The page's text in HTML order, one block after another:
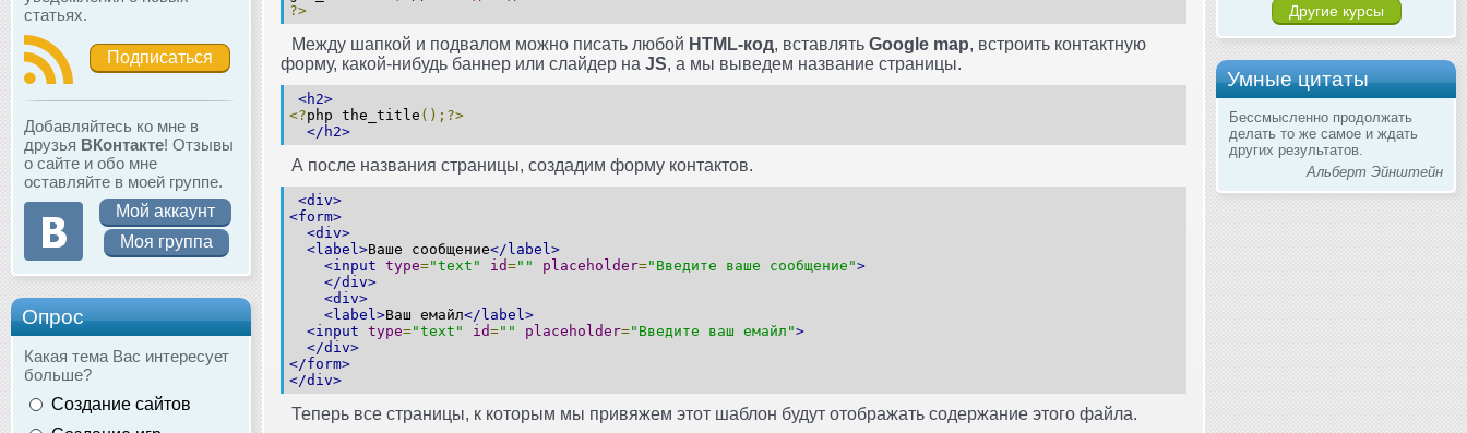
статьях.
Подписаться
Добавляйтесь ко мне в
друзья ВКонтакте! Отзывы
о сайте и обо мне
оставляйте в моей группе.
Мой аккаунт
Моя группа
Опрос
Какая тема Вас интересует
больше?
Создание сайтов
Другие курсы
Умные цитаты
Бессмысленно продолжать
делать то же самое и ждать
других результатов.
Альберт Эйнштейн
?>
Между шапкой и подвалом можно писать любой HTML-код, вставлять Google map, встроить контактную
форму, какой-нибудь баннер или слайдер на JS, а мы выведем название страницы.
<h2>
<?php the_title ();?>
</h2>
А после названия страницы, создадим форму контактов.
<div>
<form>
<div>
<label>Ваше сообщение</label>
<input type="text" id="" placeholder="Введите ваше сообщение">
</div>
<div>
<label>Ваш емайл</label>
<input type="text" id="" placeholder="Введите ваш емайл">
</div>
</form>
</div>
Теперь все страницы, к которым мы привяжем этот шаблон будут отображать содержание этого файла.